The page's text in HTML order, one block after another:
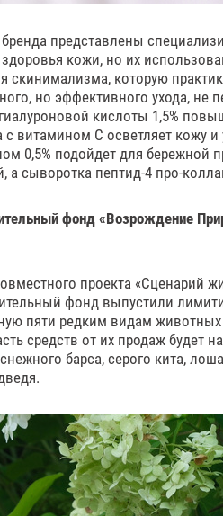
представлены
кожи, но их
скинимализма, которую
но эффективного ухода, не
кислоты 1,5%
с витамином С осветляет кожу
0,5% подойдет для бережной
а сыворотка пептид-4 про-
фонд «Возрождение
проекта «Сценарий
фонд выпустили
пяти редким видам
средств от их продаж будет
барса, серого кита,